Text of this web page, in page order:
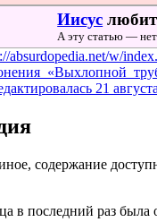
Иисус любит
А эту статью — нет.
absurdopedia.net/w/
21
содержание
в последний раз была